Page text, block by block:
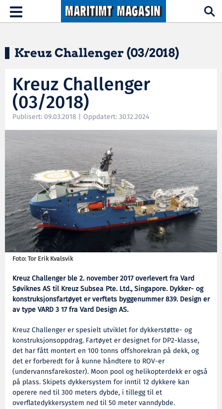
Hopp til hovedinnhold
Toggle
navigation
Kreuz Challenger (03/2018)
Kreuz Challenger
(03/2018)
Publisert: 09.03.2018 | Oppdatert: 30.12.2024
Foto: Tor Erik Kvalsvik
Kreuz Challenger ble 2. november 2017 overlevert fra Vard
Søviknes AS til Kreuz Subsea Pte. Ltd., Singapore. Dykker- og
konstruksjonsfartøyet er verftets byggenummer 839. Design er
av type VARD 3 17 fra Vard Design AS.
Kreuz Challenger er spesielt utviklet for dykkerstøtte- og
konstruksjonsoppdrag. Fartøyet er designet for DP2-klasse,
det har fått montert en 100 tonns offshorekran på dekk, og
det er forberedt for å kunne håndtere to ROV-er
(undervannsfarekoster). Moon pool og helikopterdekk er også
på plass. Skipets dykkersystem for inntil 12 dykkere kan
operere ned til 300 meters dybde, i tillegg til et
overflatedykkersystem ned til 50 meter vanndybde.